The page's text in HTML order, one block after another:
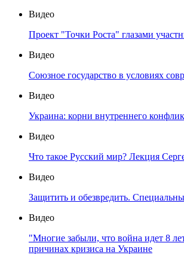
Видео
Проект "Точки Роста" глазами
Видео
Союзное государство в условиях
Видео
Украина: корни внутреннего
Видео
Что такое Русский мир? Лекция
Видео
Защитить и обезвредить.
Видео
"Многие забыли, что война идет 8
причинах кризиса на Украине